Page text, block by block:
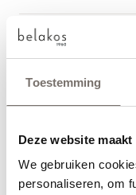
Toestemming
Deze website
We gebruiken
personaliseren, om
LEG- EN ONDERHOUD
PVC VOORDELEN